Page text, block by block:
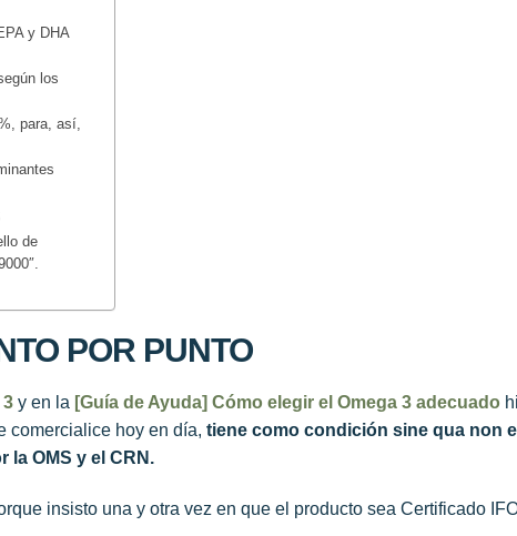
y DHA
los
para, así,
de
POR PUNTO
y en la [Guía de Ayuda] Cómo elegir el Omega 3 adecuado
comercialice hoy en día, tiene como condición sine qua non
OMS y el CRN.
insisto una y otra vez en que el producto sea Certificado